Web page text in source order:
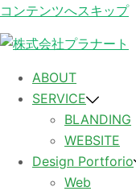
コンテンツへスキップ
ABOUT
SERVICE
BLANDING
WEBSITE
Design Portforio
Web